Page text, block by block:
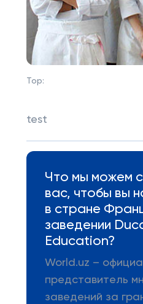
Top:
test
Что мы можем
вас, чтобы вы
в стране
заведении
Education?
World.uz –
представитель
заведений за